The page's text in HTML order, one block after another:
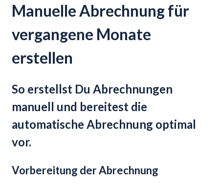
Manuelle Abrechnung für
vergangene Monate
erstellen
So erstellst Du Abrechnungen
manuell und bereitest die
automatische Abrechnung optimal
vor.
Vorbereitung der Abrechnung